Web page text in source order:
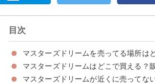
目次
マスターズドリームを売ってる場所は
マスターズドリームの売ってる場所・販売
マスターズドリームはどこで買える？
①コンビニ（314円）
②ドンキ（不明）
③イオン（295円）
④西友（不明）
⑤やまや（不明）
⑥ドラッグストア（286円）
⑦ビックカメラ（約320円）
⑧ダイエー（不明）
マスターズドリームが近くに売ってな